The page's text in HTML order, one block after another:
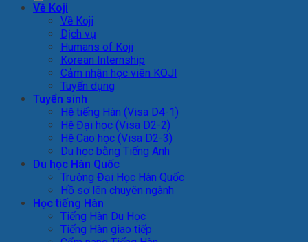
Về Koji
Về Koji
Dịch vụ
Humans of Koji
Korean Internship
Cảm nhận học viên KOJI
Tuyển dụng
Tuyển sinh
Hệ tiếng Hàn (Visa D4-1)
Hệ Đại học (Visa D2-2)
Hệ Cao học (Visa D2-3)
Du học bằng Tiếng Anh
Du học Hàn Quốc
Trường Đại Học Hàn Quốc
Hồ sơ lên chuyên ngành
Học tiếng Hàn
Tiếng Hàn Du Học
Tiếng Hàn giao tiếp